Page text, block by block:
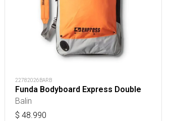
22782026BARB
Funda Bodyboard Express Double
Balin
$ 48.990